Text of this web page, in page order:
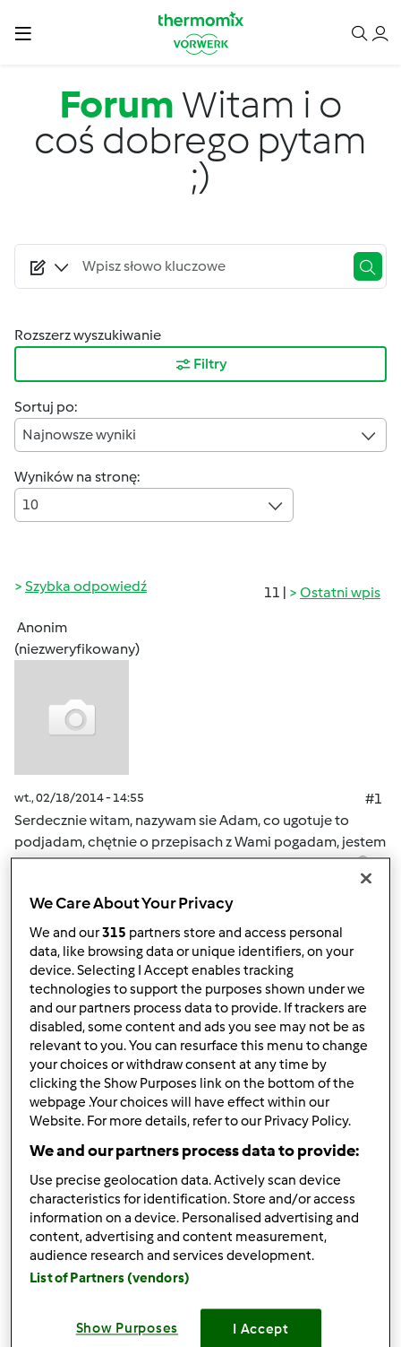
Forum Witam i o
coś dobrego pytam
;)
Rozszerz wyszukiwanie
Filtry
Sortuj po:
Najnowsze wyniki
Wyników na stronę:
10
11 | Ostatni wpis
Szybka odpowiedź
Anonim
(niezweryfikowany)
wt., 02/18/2014 - 14:55
#1
Serdecznie witam, nazywam sie Adam, co ugotuje to
podjadam, chętnie o przepisach z Wami pogadam, jestem
tu nowy ale już twierdzę że Thermomix jest odlotowy
Zaloguj lub zarejestruj sięaby dodawać
komentarze
gabi49 Dołączył : 29.04.2011
śr., 02/19/2014 - 08:19
Witaj Adamie, podjadaj i przepisy nam tutaj podawaj.
Fajnie rymujesz, będzie smacznie i wesoło.
Góra strony
Zalogujlub zarejestruj sięaby dodawać
We Care About Your Privacy
We and our315 partners store and access personal
data, like browsing data or unique identifiers, on your
device. Selecting I Accept enables tracking
technologies to support the purposes shown under we
and our partners process data to provide. If trackers are
disabled, some content and ads you see may not be as
relevant to you. You can resurface this menu to change
your choices or withdraw consent at any time by
clicking the Show Purposes link on the bottom of the
webpage .Your choices will have effect within our
Website. For more details, refer to our Privacy Policy.
We and our partners process data to provide:
Use precise geolocation data. Actively scan device
characteristics for identification. Store and/or access
information on a device. Personalised advertising and
content, advertising and content measurement,
audience research and services development.
List of Partners (vendors)
Show Purposes I Accept